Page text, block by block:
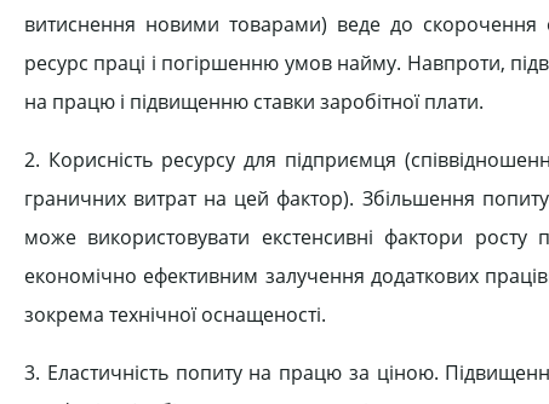
витиснення новими товарами) веде до скорочення
ресурс праці і погіршенню умов найму. Навпроти,
на працю і підвищенню ставки заробітної плати.
2. Корисність ресурсу для підприємця
граничних витрат на цей фактор). Збільшення
може використовувати екстенсивні фактори росту
економічно ефективним залучення додаткових
зокрема технічної оснащеності.
3. Еластичність попиту на працю за ціною.